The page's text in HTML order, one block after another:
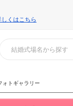
しくはこちら
ォトギャラリー